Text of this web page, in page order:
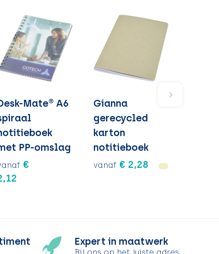
Mate® A6
PP-omslag
€
Gianna
gerecycled
karton
notitieboek
vanaf € 2,28
Expert in maatwerk